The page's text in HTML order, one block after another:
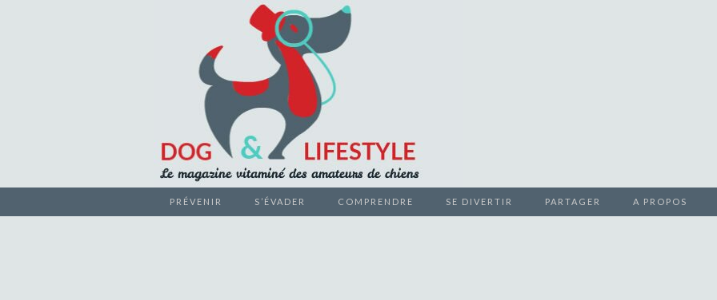
Le magazine vitaminé des amateurs de chiens
PRÉVENIR S’ÉVADER COMPRENDRE SE DIVERTIR PARTAGER A PROPOS